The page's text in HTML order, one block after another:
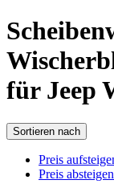
für Jeep
Sortieren nach
Preis
Preis